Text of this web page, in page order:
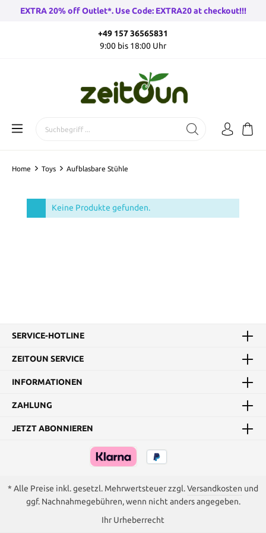
EXTRA 20% off Outlet*. Use Code: EXTRA20 at checkout!!!
+49 157 36565831
9:00 bis 18:00 Uhr
Home Toys Aufblasbare Stühle
Keine Produkte gefunden.
SERVICE-HOTLINE
ZEITOUN SERVICE
INFORMATIONEN
ZAHLUNG
JETZT ABONNIEREN
* Alle Preise inkl. gesetzl. Mehrwertsteuer zzgl.Versandkosten und
ggf. Nachnahmegebühren, wenn nicht anders angegeben.
Ihr Urheberrecht